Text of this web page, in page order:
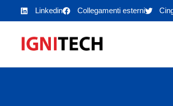
Linkedin Collegamenti esterni